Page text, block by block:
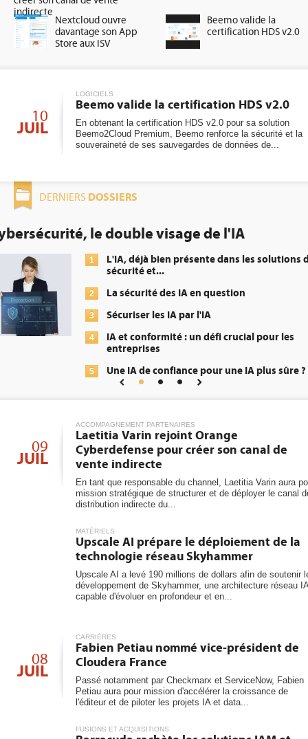
indirecte
Nextcloud ouvre
davantage son App
Store aux ISV
Beemo valide la
certification HDS v2.0
10
JUIL
LOGICIELS
Beemo valide la certification HDS v2.0
En obtenant la certification HDS v2.0 pour sa solution
Beemo2Cloud Premium, Beemo renforce la sécurité et la
souveraineté de ses sauvegardes de données de...
DERNIERS DOSSIERS
visage de l'IA
bien présente dans les solutions de
et...
des IA en question
les IA par l'IA
: un défi crucial pour les
de confiance pour une IA plus sûre ?
DEE:
4
09
JUIL
ACCOMPAGNEMENT PARTENAIRES
Laetitia Varin rejoint Orange
Cyberdefense pour créer son canal de
vente indirecte
En tant que responsable du channel, Laetitia Varin aura
mission stratégique de structurer et de déployer le canal
distribution indirecte du...
MATÉRIELS
Upscale AI prépare le déploiement de la
technologie réseau Skyhammer
Upscale AI a levé 190 millions de dollars afin de soutenir
développement de Skyhammer, une architecture réseau IA
capable d'évoluer en profondeur et en...
08
JUIL
CARRIÈRES
Fabien Petiau nommé vice-président de
Cloudera France
Passé notamment par Checkmarx et ServiceNow, Fabien
Petiau aura pour mission d'accélérer la croissance de
l'éditeur et de piloter les projets IA et data...
FUSIONS ET ACQUISITIONS